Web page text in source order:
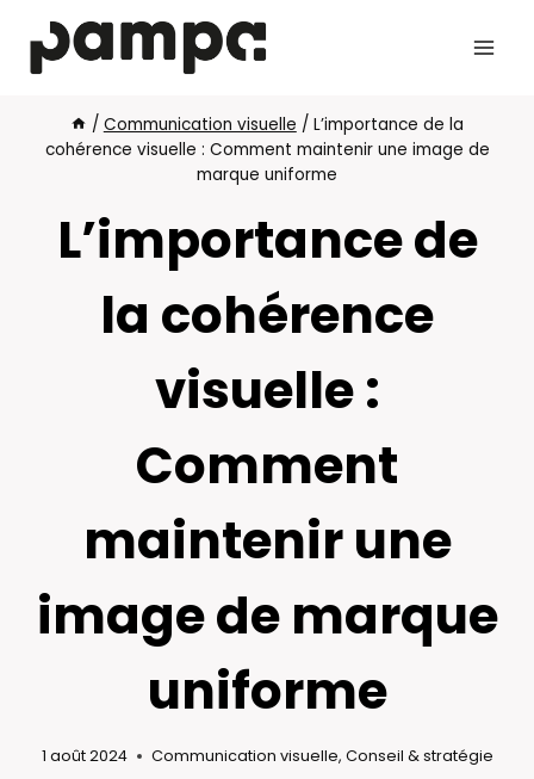
contenu
/ Communication visuelle / L’importance de la
cohérence visuelle : Comment maintenir une image de
marque uniforme
L’importance de
la cohérence
visuelle :
Comment
maintenir une
image de marque
uniforme
1 août 2024 Communication visuelle, Conseil & stratégie